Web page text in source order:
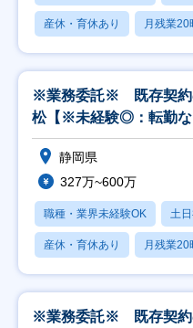
産休・育休あり 月残業20
※業務委託※ 既存契約
松【※未経験◎：転勤な
度充実】
静岡県
327万~600万
職種・業界未経験OK 土
産休・育休あり 月残業20
※業務委託※ 既存契約